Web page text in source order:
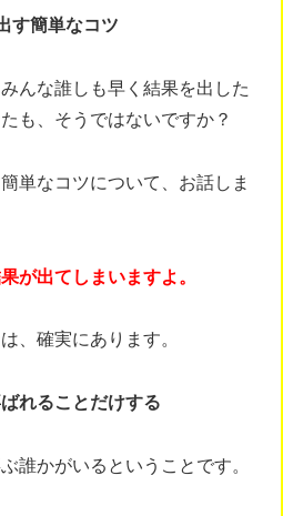
す簡単なコツ
んな誰しも早く結果を出した
も、そうではないですか？
単なコツについて、お話しま
が出てしまいますよ。
、確実にあります。
れることだけする
誰かがいるということです。